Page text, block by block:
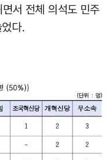
서 전체 의석도 민주
다.